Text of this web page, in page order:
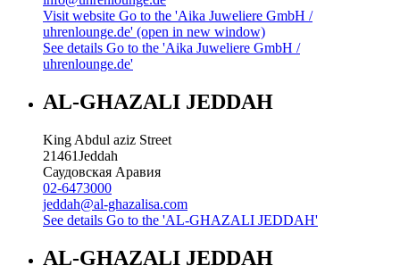
Visit website Go to the 'Aika Juweliere GmbH /
uhrenlounge.de' (open in new window)
See details Go to the 'Aika Juweliere GmbH /
uhrenlounge.de'
AL-GHAZALI JEDDAH
King Abdul aziz Street
21461Jeddah
Саудовская Аравия
02-6473000
jeddah@al-ghazalisa.com
See details Go to the 'AL-GHAZALI JEDDAH'
AL-GHAZALI JEDDAH